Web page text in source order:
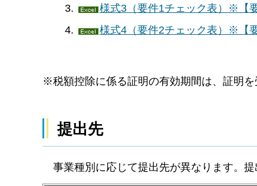
様式3（要件1チェック表）※【
様式4（要件2チェック表）※【
※税額控除に係る証明の有効期間は、証明を
提出先
事業種別に応じて提出先が異なります。